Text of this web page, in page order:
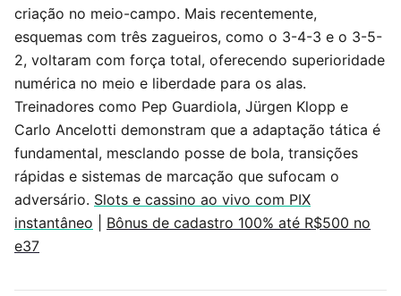
criação no meio-campo. Mais recentemente,
esquemas com três zagueiros, como o 3-4-3 e o 3-5-
2, voltaram com força total, oferecendo superioridade
numérica no meio e liberdade para os alas.
Treinadores como Pep Guardiola, Jürgen Klopp e
Carlo Ancelotti demonstram que a adaptação tática é
fundamental, mesclando posse de bola, transições
rápidas e sistemas de marcação que sufocam o
adversário. Slots e cassino ao vivo com PIX
instantâneo
Bônus de cadastro 100% até R$500 no
e37